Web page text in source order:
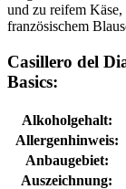
und zu reifem
französischem
Casillero del
Basics:
Alkoholgehalt:
Allergenhinweis:
Anbaugebiet:
Auszeichnung: